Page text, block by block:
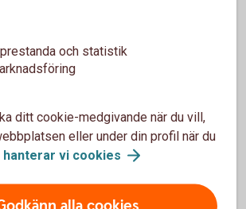
– våra 5 bästa tips
och statistik
ditt cookie-medgivande när du vill,
eller under din profil när du
hanterar vi cookies